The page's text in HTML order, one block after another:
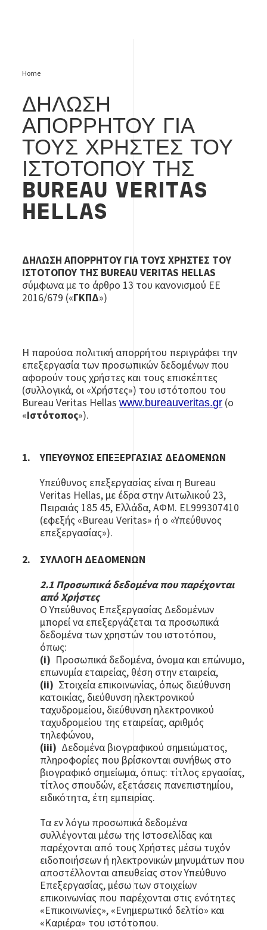
Home
ΔΗΛΩΣΗ
ΑΠΟΡΡΗΤΟΥ ΓΙΑ
ΤΟΥΣ ΧΡΗΣΤΕΣ ΤΟΥ
ΙΣΤΟΤΟΠΟΥ ΤΗΣ
BUREAU VERITAS
HELLAS
ΔΗΛΩΣΗ ΑΠΟΡΡΗΤΟΥ ΓΙΑ ΤΟΥΣ ΧΡΗΣΤΕΣ ΤΟΥ
ΙΣΤΟΤΟΠΟΥ ΤΗΣ BUREAU VERITAS HELLAS
σύμφωνα με το άρθρο 13 του κανονισμού ΕΕ
2016/679 («ΓΚΠΔ»)
Η παρούσα πολιτική απορρήτου περιγράφει την
επεξεργασία των προσωπικών δεδομένων που
αφορούν τους χρήστες και τους επισκέπτες
(συλλογικά, οι «Χρήστες») του ιστότοπου του
Bureau Veritas Hellaswww.bureauveritas.gr (ο
«Ιστότοπος»).
ΥΠΕΥΘΥΝΟΣ ΕΠΕΞΕΡΓΑΣΙΑΣ ΔΕΔΟΜΕΝΩΝ
Υπεύθυνος επεξεργασίας είναι η Bureau
Veritas Hellas, με έδρα στην Αιτωλικού 23,
Πειραιάς 185 45, Ελλάδα, ΑΦΜ. EL999307410
(εφεξής «Bureau Veritas» ή ο «Υπεύθυνος
επεξεργασίας»).
ΣΥΛΛΟΓΗ ΔΕΔΟΜΕΝΩΝ
2.1 Προσωπικά δεδομένα που παρέχονται
από Xρήστες
Ο Υπεύθυνος Επεξεργασίας Δεδομένων
μπορεί να επεξεργάζεται τα προσωπικά
δεδομένα των χρηστών του ιστοτόπου,
όπως:
(i) Προσωπικά δεδομένα, όνομα και επώνυμο,
επωνυμία εταιρείας, θέση στην εταιρεία,
(ii) Στοιχεία επικοινωνίας, όπως διεύθυνση
κατοικίας, διεύθυνση ηλεκτρονικού
ταχυδρομείου, διεύθυνση ηλεκτρονικού
ταχυδρομείου της εταιρείας, αριθμός
τηλεφώνου,
(iii) Δεδομένα βιογραφικού σημειώματος,
πληροφορίες που βρίσκονται συνήθως στο
βιογραφικό σημείωμα, όπως: τίτλος εργασίας,
τίτλος σπουδών, εξετάσεις πανεπιστημίου,
ειδικότητα, έτη εμπειρίας.
Τα εν λόγω προσωπικά δεδομένα
συλλέγονται μέσω της Ιστοσελίδας και
παρέχονται από τους Χρήστες μέσω τυχόν
ειδοποιήσεων ή ηλεκτρονικών μηνυμάτων που
αποστέλλονται απευθείας στον Υπεύθυνο
Επεξεργασίας, μέσω των στοιχείων
επικοινωνίας που παρέχονται στις ενότητες
«Επικοινωνίες», «Ενημερωτικό δελτίο» και
«Καριέρα» του ιστότοπου.